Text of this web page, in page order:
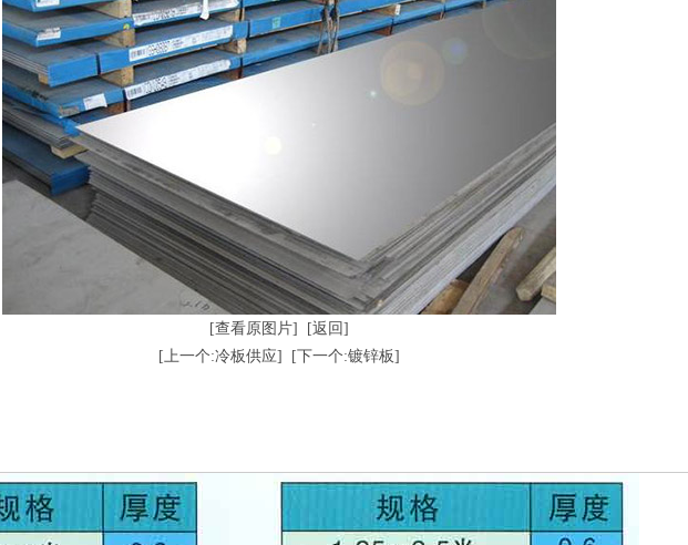
热轧薄板
[查看原图片]
[返回]
[上一个:冷板供应]
[下一个:镀锌板]